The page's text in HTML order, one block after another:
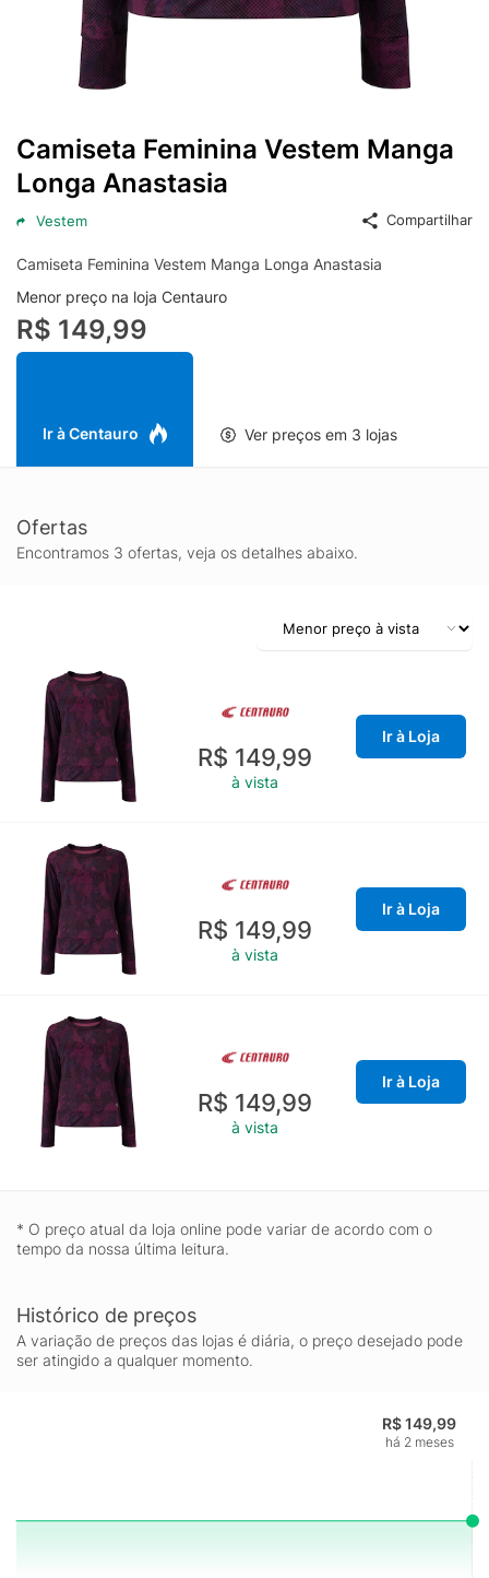
Camiseta Feminina Vestem Manga
Longa Anastasia
Vestem Compartilhar
Camiseta Feminina Vestem Manga Longa Anastasia
Menor preço na loja Centauro
R$ 149,99
Ir à Centauro Ver preços em 3 lojas
Ofertas
Encontramos 3 ofertas, veja os detalhes abaixo.
R$ 149,99
à vista
Ir à Loja
R$ 149,99
à vista
Ir à Loja
R$ 149,99
à vista
Ir à Loja
* O preço atual da loja online pode variar de acordo com o
tempo da nossa última leitura.
Histórico de preços
A variação de preços das lojas é diária, o preço desejado pode
ser atingido a qualquer momento.
R$ 149,99
há 2 meses